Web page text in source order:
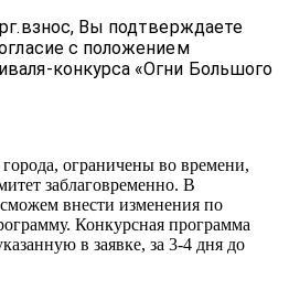
Вы подтверждаете
с положением
конкурса «Огни Большого
ограничены во времени,
заблаговременно. В
внести изменения по
Конкурсная программа
в заявке, за 3-4 дня до